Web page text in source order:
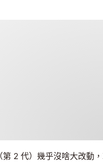
2 代）幾乎沒啥大改動